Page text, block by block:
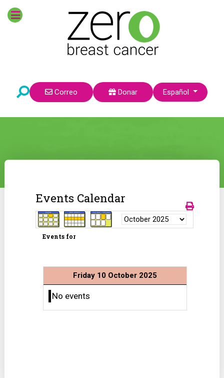
Correo Donar Seleccione su idioma
Español
Events Calendar
Events for
Friday 10 October 2025
No events